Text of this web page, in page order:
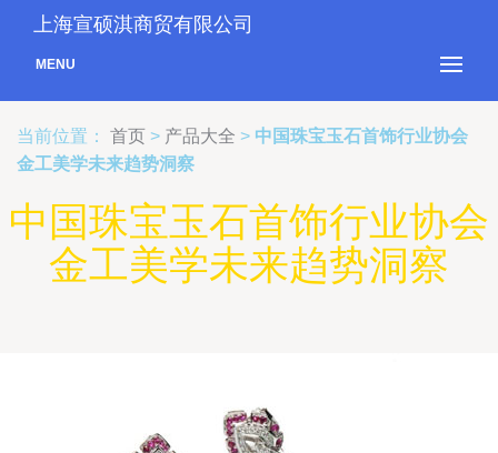
上海宣硕淇商贸有限公司
MENU
当前位置： 首页 > 产品大全 > 中国珠宝玉石首饰行业协会
金工美学未来趋势洞察
中国珠宝玉石首饰行业协会
金工美学未来趋势洞察